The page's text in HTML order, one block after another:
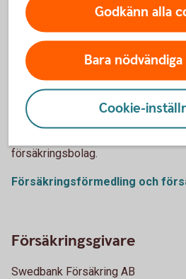
Mer information
Vi är
försäkringsbolag.
Försäkringsförmedling och
Försäkringsgivare
Swedbank Försäkring AB
Godkänn alla
Bara
Cookie-